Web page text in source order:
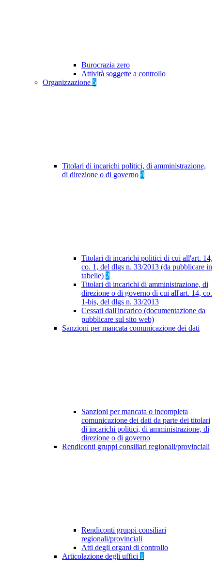
Burocrazia zero
Attività soggette a controllo
Organizzazione 5
Titolari di incarichi politici, di amministrazione,
di direzione o di governo 4
Titolari di incarichi politici di cui all'art. 14,
co. 1, del dlgs n. 33/2013 (da pubblicare in
tabelle) 2
Titolari di incarichi di amministrazione, di
direzione o di governo di cui all'art. 14, co.
1-bis, del dlgs n. 33/2013
Cessati dall'incarico (documentazione da
pubblicare sul sito web)
Sanzioni per mancata comunicazione dei dati
Sanzioni per mancata o incompleta
comunicazione dei dati da parte dei titolari
di incarichi politici, di amministrazione, di
direzione o di governo
Rendiconti gruppi consiliari regionali/provinciali
Rendiconti gruppi consiliari
regionali/provinciali
Atti degli organi di controllo
Articolazione degli uffici 1